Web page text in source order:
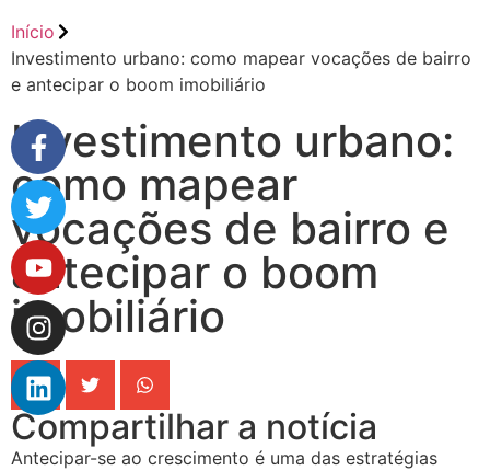
Início
Investimento urbano: como mapear vocações de bairro
e antecipar o boom imobiliário
Investimento urbano:
como mapear
vocações de bairro e
antecipar o boom
imobiliário
Compartilhar a notícia
Antecipar-se ao crescimento é uma das estratégias